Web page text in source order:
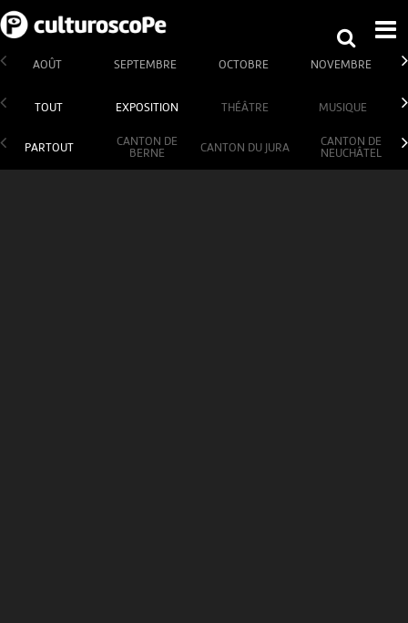
AOÛT SEPTEMBRE OCTOBRE NOVEMBRE
TOUT EXPOSITION THÉÂTRE MUSIQUE
PARTOUT
CANTON DE
BERNE
CANTON DU JURA
CANTON DE
NEUCHÂTEL